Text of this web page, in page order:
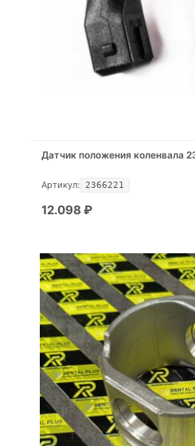
Артикул: 2366221
12.098 ₽